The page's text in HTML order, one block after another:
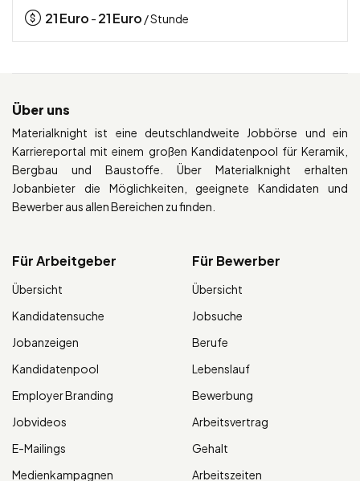
21Euro - 21Euro / Stunde
Über uns
Materialknight ist eine deutschlandweite Jobbörse und ein
Karriereportal mit einem großen Kandidatenpool für Keramik,
Bergbau und Baustoffe. Über Materialknight erhalten
Jobanbieter die Möglichkeiten, geeignete Kandidaten und
Bewerber aus allen Bereichen zu finden.
Für Arbeitgeber
Übersicht
Kandidatensuche
Jobanzeigen
Kandidatenpool
Employer Branding
Jobvideos
E-Mailings
Medienkampagnen
Für Bewerber
Übersicht
Jobsuche
Berufe
Lebenslauf
Bewerbung
Arbeitsvertrag
Gehalt
Arbeitszeiten